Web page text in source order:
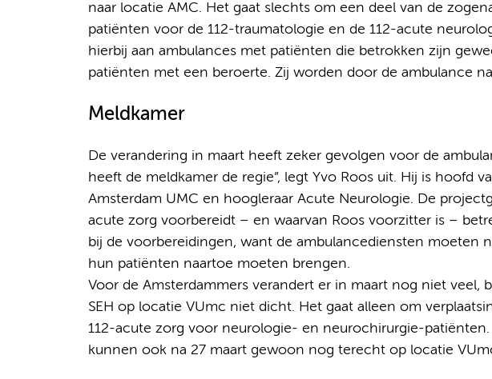
naar locatie AMC. Het gaat slechts om een deel van de
patiënten voor de 112-traumatologie en de 112-acute
hierbij aan ambulances met patiënten die betrokken zijn
patiënten met een beroerte. Zij worden door de ambulance
Meldkamer
De verandering in maart heeft zeker gevolgen voor de
heeft de meldkamer de regie”, legt Yvo Roos uit. Hij is hoofd
Amsterdam UMC en hoogleraar Acute Neurologie. De
acute zorg voorbereidt – en waarvan Roos voorzitter is –
bij de voorbereidingen, want de ambulancediensten moeten
hun patiënten naartoe moeten brengen.
Voor de Amsterdammers verandert er in maart nog niet veel,
SEH op locatie VUmc niet dicht. Het gaat alleen om
112-acute zorg voor neurologie- en neurochirurgie-
kunnen ook na 27 maart gewoon nog terecht op locatie